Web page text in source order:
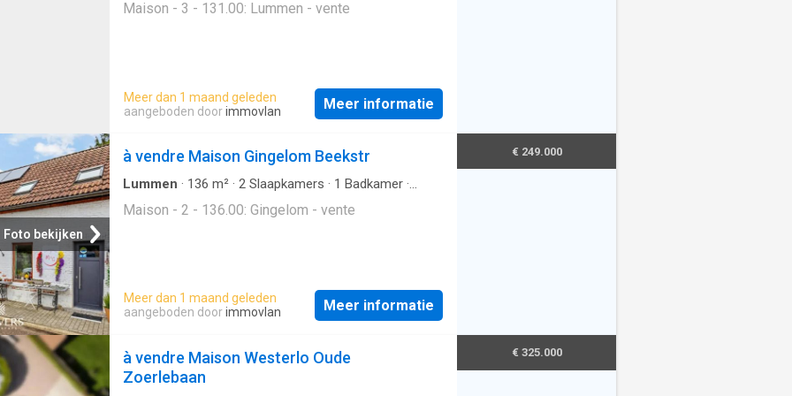
Maison - 3 - 131.00: Lummen - vente
Meer dan 1 maand geleden
aangeboden doorimmovlan Meer informatie
Foto bekijken
à vendre Maison Gingelom Beekstr
Lummen · 136 m² · 2 Slaapkamers · 1 Badkamer ·
Maison - 2 - 136.00: Gingelom - vente
Meer dan 1 maand geleden
aangeboden doorimmovlan Meer informatie
€ 249.000
à vendre Maison Westerlo Oude
Zoerlebaan
€ 325.000